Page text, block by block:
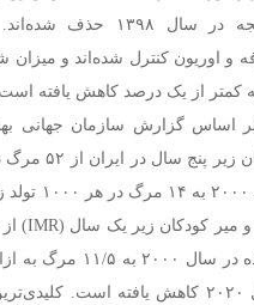
سرخک و سرخجه در سال ۱۳۹۸
و اوریون کنترل شده‌اند و میزان
اساس گزارش سازمان جهانی
تولد زنده در سال
تولد زنده در سال ۲۰۲۰ کاهش یافته است.